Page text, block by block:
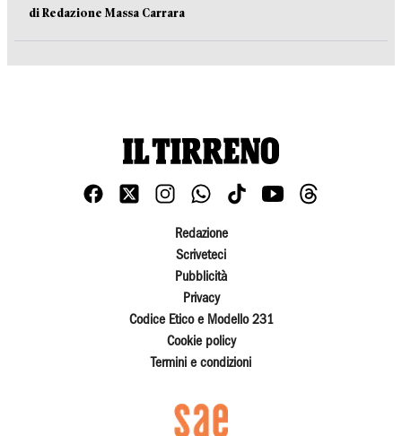
di Redazione Massa Carrara
Redazione
Scriveteci
Pubblicità
Privacy
Codice Etico e Modello 231
Cookie policy
Termini e condizioni